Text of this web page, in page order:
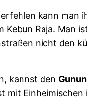
kann man
Kebun Raja. Man
nicht den
kannst den
mit Einheimischen